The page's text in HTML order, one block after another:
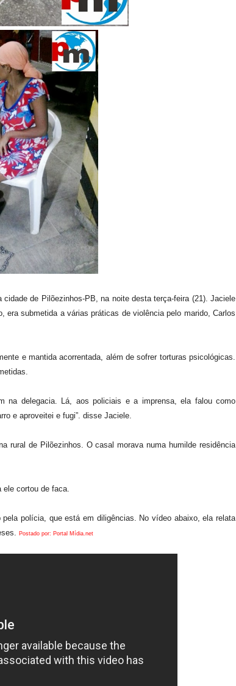
de Pilõezinhos-PB, na noite desta terça-feira (21). Jaciele
submetida a várias práticas de violência pelo marido, Carlos
e mantida acorrentada, além de sofrer torturas psicológicas.
na delegacia. Lá, aos policiais e a imprensa, ela falou como
e aproveitei e fugi”. disse Jaciele.
rural de Pilõezinhos. O casal morava numa humilde residência
ele cortou de faca.
polícia, que está em diligências. No vídeo abaixo, ela relata
Postado por: Portal Mídia.net